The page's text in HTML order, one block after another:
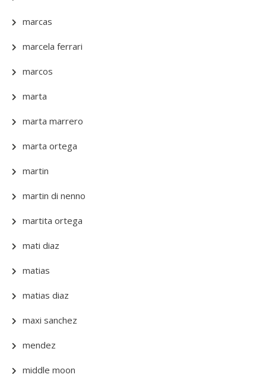
marcas
marcela ferrari
marcos
marta
marta marrero
marta ortega
martin
martin di nenno
martita ortega
mati diaz
matias
matias diaz
maxi sanchez
mendez
middle moon